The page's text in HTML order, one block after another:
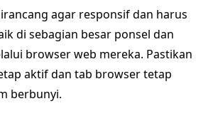
agar responsif dan harus
di sebagian besar ponsel dan
browser web mereka. Pastikan
aktif dan tab browser tetap
berbunyi.